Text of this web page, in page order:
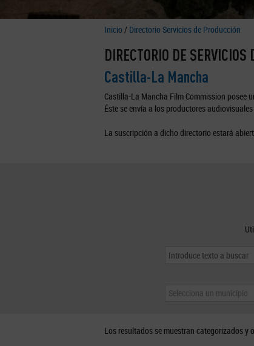
Inicio / Directorio Servicios de Producción
DIRECTORIO DE SERVICIOS
Castilla-La Mancha
Castilla-La Mancha Film Commission posee
Éste se envía a los productores
La suscripción a dicho directorio estará
Selecciona un municipio
Los resultados se muestran categorizados y